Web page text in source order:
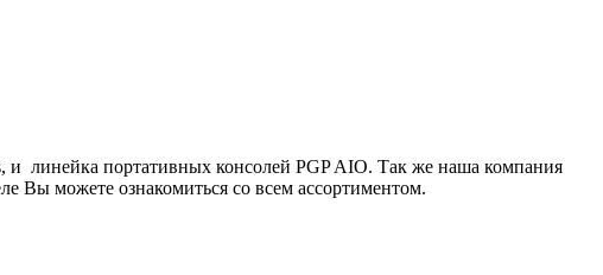
линейка портативных консолей PGP AIO. Так же наша компания
Вы можете ознакомиться со всем ассортиментом.